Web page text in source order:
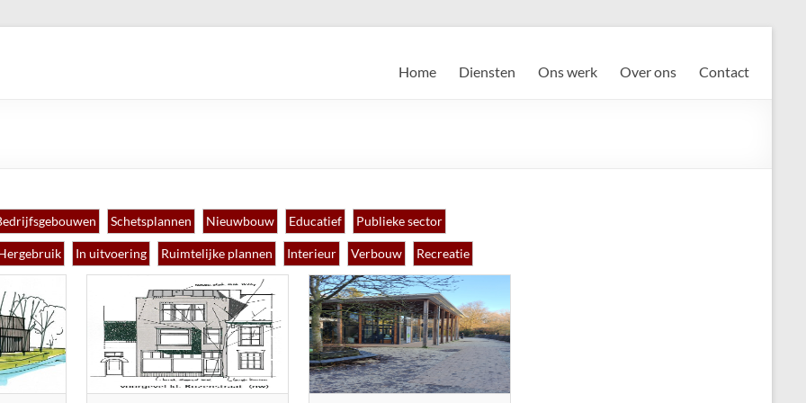
Home Diensten Ons werk Over ons Contact
Schetsplannen Nieuwbouw Educatief Publieke sector
In uitvoering Ruimtelijke plannen Interieur Verbouw Recreatie